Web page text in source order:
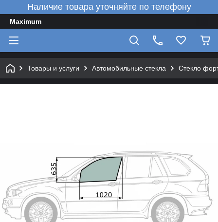
Наличие товара уточняйте по телефону
Maximum
Товары и услуги Автомобильные стекла Стекло